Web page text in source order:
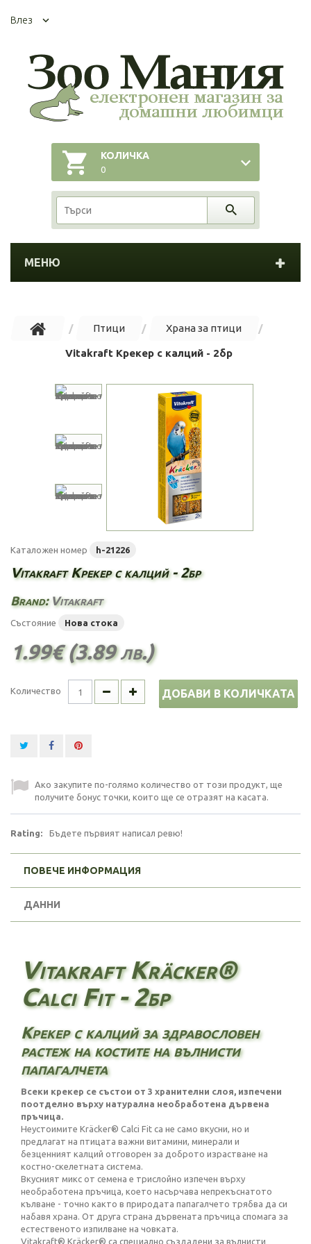
Влез
КОЛИЧКА
0
МЕНЮ
Птици Храна за птици
Vitakraft Крекер с калций - 2бр
Каталожен номер h-21226
Vitakraft Крекер с калций - 2бр
Brand: Vitakraft
Състояние Нова стока
1.99€ (3.89 лв.)
Количество ДОБАВИ В КОЛИЧКАТА
Ако закупите по-голямо количество от този продукт, ще
получите бонус точки, които ще се отразят на касата.
Rating: Бъдете първият написал ревю!
ПОВЕЧЕ ИНФОРМАЦИЯ
ДАННИ
Vitakraft Kräcker®
Calci Fit - 2бр
Крекер с калций за здравословен
растеж на костите на вълнисти
папагалчета
Всеки крекер се състои от 3 хранителни слоя, изпечени
поотделно върху натурална необработена дървена
пръчица.
Неустоимите Kräcker® Calci Fit са не само вкусни, но и
предлагат на птицата важни витамини, минерали и
безценният калций отговорен за доброто израстване на
костно-скелетната система.
Вкусният микс от семена е трислойно изпечен върху
необработена пръчица, което насърчава непрекъснатото
кълване - точно както в природата папагалчето трябва да си
набавя храна. От друга страна дървената пръчица спомага за
естественото изпилване на човката.
Vitakraft® Kräcker® са специално създадени за вълнисти